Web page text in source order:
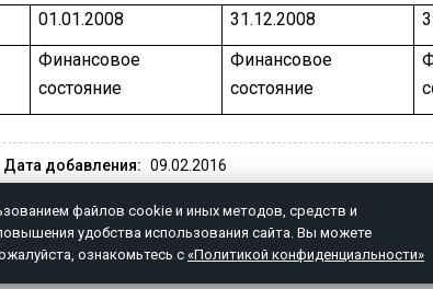
01.01.2008 31.12.2008
Финансовое
состояние
Финансовое
состояние
Дата добавления: 09.02.2016
ПОЛИТИКА КОНФИДЕНЦИАЛЬНОСТИ
файлов cookie и иных методов, средств и
удобства использования сайта. Вы можете
ознакомьтесь с«Политикой конфиденциальности»